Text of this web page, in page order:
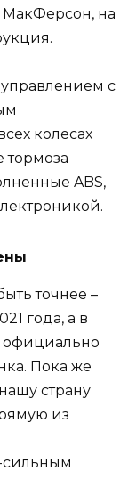
МакФерсон, на
с
колесах
ABS,
точнее –
года, а в
Пока же
страну
из
сильным